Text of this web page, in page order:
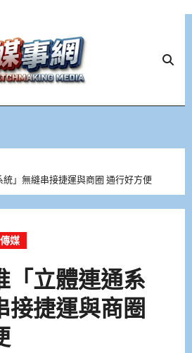
」無縫串接捷運與商圈 通行好方便
媒
「立體連通系
接捷運與商圈